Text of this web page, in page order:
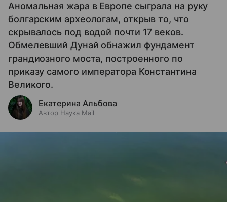
Аномальная жара в Европе сыграла на руку
болгарским археологам, открыв то, что
скрывалось под водой почти 17 веков.
Обмелевший Дунай обнажил фундамент
грандиозного моста, построенного по
приказу самого императора Константина
Великого.
Екатерина Альбова
Автор Наука Mail